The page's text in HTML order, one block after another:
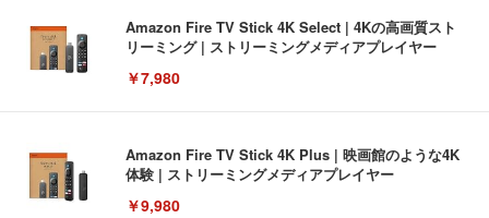
Amazon Fire TV Stick 4K Select | 4Kの高画質スト
リーミング | ストリーミングメディアプレイヤー
￥7,980
Amazon Fire TV Stick 4K Plus | 映画館のような4K
体験 | ストリーミングメディアプレイヤー
￥9,980